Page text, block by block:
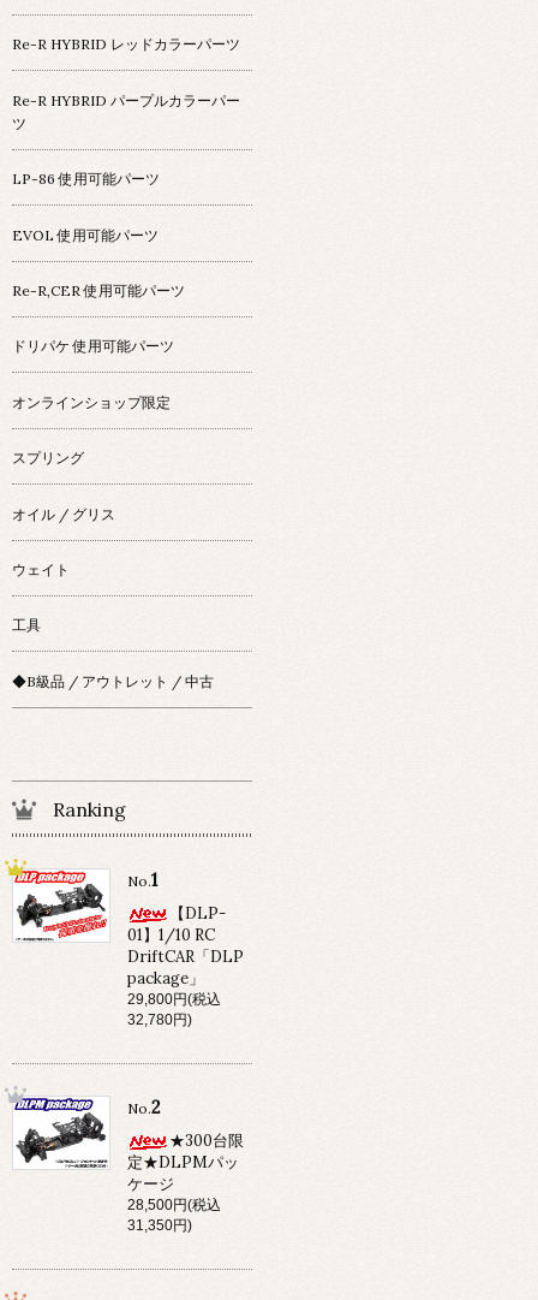
Re-R HYBRID レッドカラーパーツ
Re-R HYBRID パープルカラーパー
ツ
LP-86 使用可能パーツ
EVOL 使用可能パーツ
Re-R,CER 使用可能パーツ
ドリパケ 使用可能パーツ
オンラインショップ限定
スプリング
オイル / グリス
ウェイト
工具
◆B級品 / アウトレット / 中古
Ranking
No.1
【DLP-
01】1/10 RC
DriftCAR「DLP
package」
29,800円(税込
32,780円)
No.2
★300台限
定★DLPMパッ
ケージ
28,500円(税込
31,350円)